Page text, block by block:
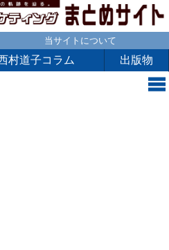
当サイトについて
村道子コラム 出版物